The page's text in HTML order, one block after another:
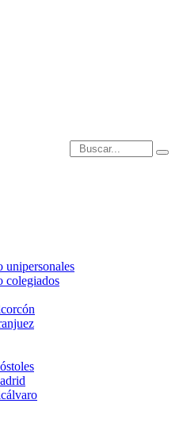
Introduce términos de
unipersonales
colegiados